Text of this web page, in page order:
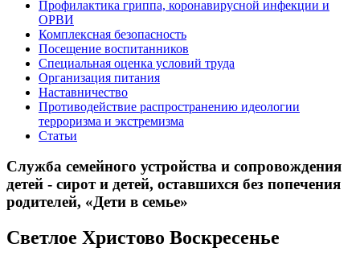
Профилактика гриппа, коронавирусной инфекции и
ОРВИ
Комплексная безопасность
Посещение воспитанников
Специальная оценка условий труда
Организация питания
Наставничество
Противодействие распространению идеологии
терроризма и экстремизма
Статьи
Служба семейного устройства и сопровождения
детей - сирот и детей, оставшихся без попечения
родителей, «Дети в семье»
Светлое Христово Воскресенье